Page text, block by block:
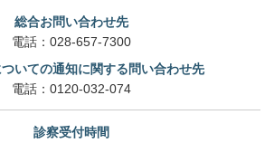
総合お問い合わせ先
電話： 028-657-7300
いての通知に関する問い合わせ先
電話： 0120-032-074
診察受付時間